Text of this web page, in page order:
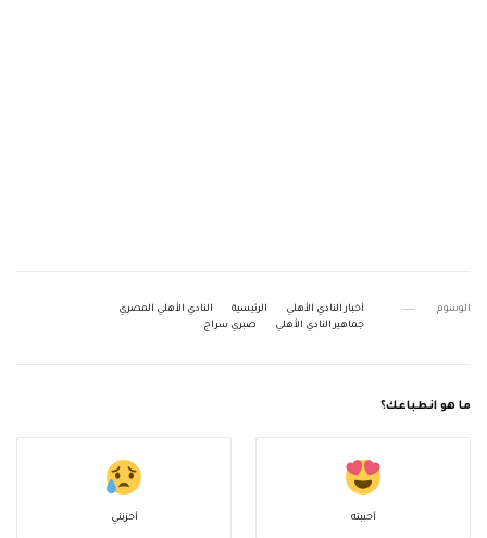
الوسوم أخبار النادي الأهلي الرئيسية
النادي الأهلي المصري
جماهير النادي الأهلي
صبري سراج
ما هو انطباعك؟
أحببته أحزنني